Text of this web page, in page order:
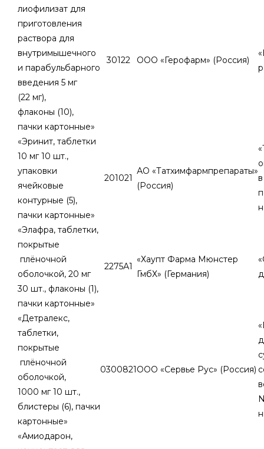
лиофилизат для
приготовления
раствора для
внутримышечного
и парабульбарного
введения 5 мг
(22 мг),
флаконы (10),
пачки картонные»
30122 ООО «Герофарм» (Россия)
«Эринит, таблетки
10 мг 10 шт.,
упаковки
ячейковые
контурные (5),
пачки картонные»
201021
АО «Татхимфармпрепараты»
(Россия)
«Элафра, таблетки,
покрытые
плёночной
оболочкой, 20 мг
30 шт., флаконы (1),
пачки картонные»
2275А1
«Хаупт Фарма Мюнстер
ГмбХ» (Германия)
«Детралекс,
таблетки,
покрытые
плёночной
оболочкой,
1000 мг 10 шт.,
блистеры (6), пачки
картонные»
0300821ООО «Сервье Рус» (Россия)
«Амиодарон,